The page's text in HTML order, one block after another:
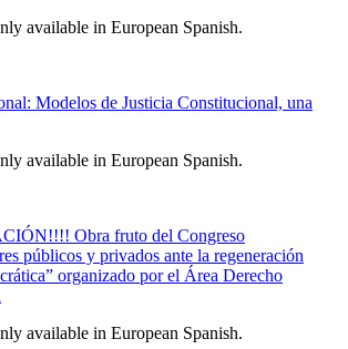
available in European Spanish.
Modelos de Justicia Constitucional, una
available in European Spanish.
Obra fruto del Congreso
públicos y privados ante la regeneración
organizado por el Área Derecho
available in European Spanish.